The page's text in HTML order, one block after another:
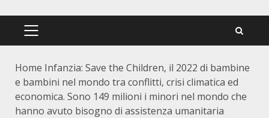
PRIMÄRES
Home Infanzia: Save the Children, il 2022 di bambine
e bambini nel mondo tra conflitti, crisi climatica ed
economica. Sono 149 milioni i minori nel mondo che
hanno avuto bisogno di assistenza umanitaria